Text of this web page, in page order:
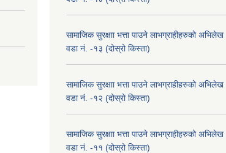
सामाजिक सुरक्षाा भत्ता पाउने लाभग्राहीहरुको अभिलेख
वडा नं. -१३ (दोस्रो किस्ता)
सामाजिक सुरक्षाा भत्ता पाउने लाभग्राहीहरुको अभिलेख
वडा नं. -१२ (दोस्रो किस्ता)
सामाजिक सुरक्षाा भत्ता पाउने लाभग्राहीहरुको अभिलेख
वडा नं. -११ (दोस्रो किस्ता)